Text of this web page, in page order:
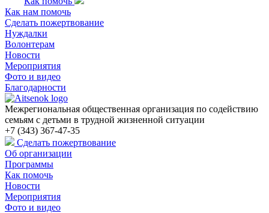
Как нам помочь
Сделать пожертвование
Нуждалки
Волонтерам
Новости
Мероприятия
Фото и видео
Благодарности
Межрегиональная общественная организация по содействию
семьям с детьми в трудной жизненной ситуации
+7 (343) 367-47-35
Сделать пожертвование
Об организации
Программы
Как помочь
Новости
Мероприятия
Фото и видео